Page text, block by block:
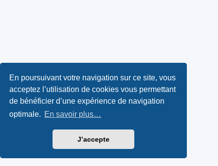
En poursuivant votre navigation sur ce site, vous
acceptez l’utilisation de cookies vous permettant
de bénéficier d’une expérience de navigation
optimale. En savoir plus…
J’accepte